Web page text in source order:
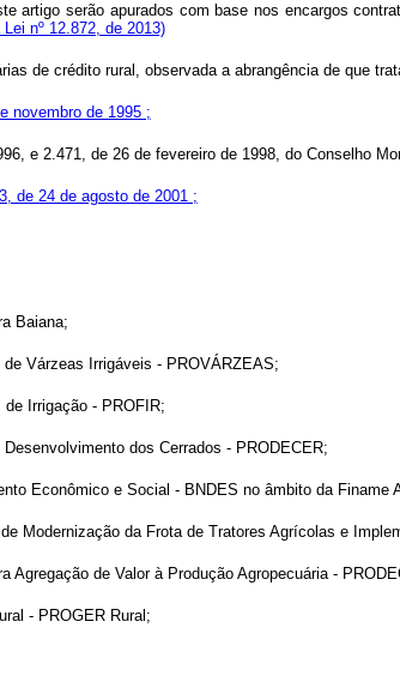
artigo serão apurados com base nos encargos
nº 12.872, de 2013)
de crédito rural, observada a abrangência de que
novembro de 1995 ;
e 2.471, de 26 de fevereiro de 1998, do Conselho
de 24 de agosto de 2001 ;
Baiana;
Várzeas Irrigáveis - PROVÁRZEAS;
Irrigação - PROFIR;
dos Cerrados - PRODECER;
Econômico e Social - BNDES no âmbito da Finame
Modernização da Frota de Tratores Agrícolas e
de Valor à Produção Agropecuária -
- PROGER Rural;